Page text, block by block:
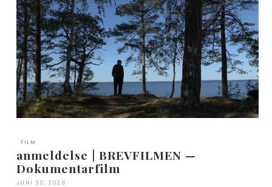
FILM
anmeldelse | BREVFILMEN —
Dokumentarfilm
JUNI 30, 2026